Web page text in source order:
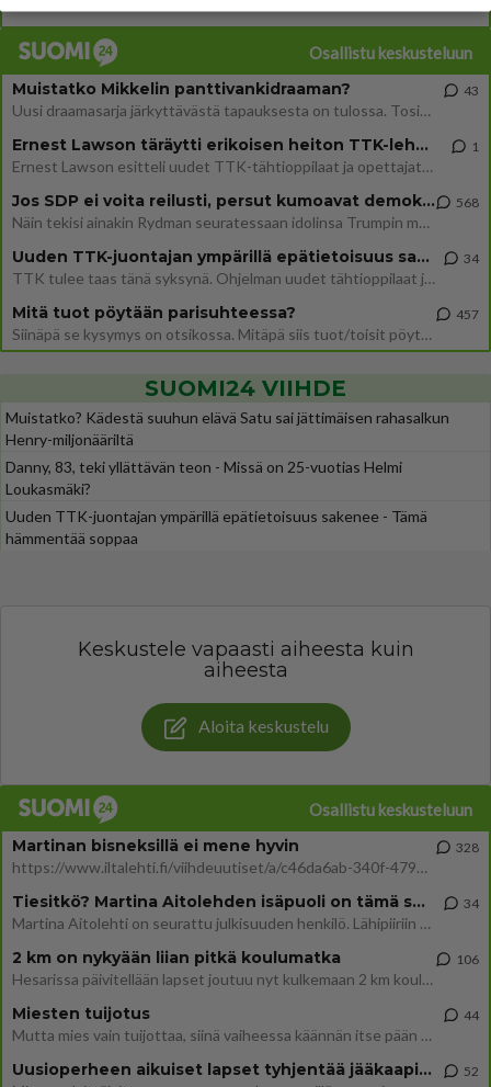
Maailman menoa
Osallistu keskusteluun
Muistatko Mikkelin panttivankidraaman?
Uusi draamasarja järkyttävästä tapauksesta on tulossa. Tositapahtumiin perustuva sarja ammentaa vuoden 1986 Mikkelin pan
43
Ernest Lawson täräytti erikoisen heiton TTK-lehdistötilaisuudessa: " Onko tässä tarkoituksena...?"
Ernest Lawson esitteli uudet TTK-tähtioppilaat ja opettajat torstaina 6.8. lehdistölle. Tulevalla kaudella on yksi hausk
1
Jos SDP ei voita reilusti, persut kumoavat demokratian Suomesta
Näin tekisi ainakin Rydman seuratessaan idolinsa Trumpin mallia https://www.is.fi/politiikka/art-2000012187244.html
568
Uuden TTK-juontajan ympärillä epätietoisuus sakenee - Nyt MTV hämmentää soppaa
TTK tulee taas tänä syksynä. Ohjelman uudet tähtioppilaat julkistetaan torstaina 6. elokuuta klo 14 alkavassa lehdistö
34
Mitä tuot pöytään parisuhteessa?
Siinäpä se kysymys on otsikossa. Mitäpä siis tuot/toisit pöytään parisuhteessa? Oletko mies vai nainen? Koetko sen mitä
457
SUOMI24 VIIHDE
Muistatko? Kädestä suuhun elävä Satu sai jättimäisen rahasalkun
Henry-miljonääriltä
Danny, 83, teki yllättävän teon - Missä on 25-vuotias Helmi
Loukasmäki?
Uuden TTK-juontajan ympärillä epätietoisuus sakenee - Tämä
hämmentää soppaa
Keskustele vapaasti aiheesta kuin
aiheesta
Aloita keskustelu
Osallistu keskusteluun
Martinan bisneksillä ei mene hyvin
https://www.iltalehti.fi/viihdeuutiset/a/c46da6ab-340f-4790-aaa7-0865eed2336 Yrityksen konkurssihakemus on tullut kärä
328
Tiesitkö? Martina Aitolehden isäpuoli on tämä suosittu laulaja
Martina Aitolehti on seurattu julkisuuden henkilö. Lähipiiriin mahtuu muitakin tunnettuja henkilöitä. Tiesitkö, että Ma
34
2 km on nykyään liian pitkä koulumatka
Hesarissa päivitellään lapset joutuu nyt kulkemaan 2 km kouluun jösses. Ruostefillarilla tuo matka menee vaikka miten äk
106
Miesten tuijotus
Mutta mies vain tuijottaa, siinä vaiheessa käännän itse pään pois. Mikä juttu? Yleensä jos joku tuijottaa tai katsoo, hä
44
Uusioperheen aikuiset lapset tyhjentää jääkaapin käydessään 52